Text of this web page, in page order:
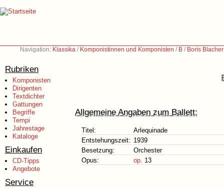
Navigation: Klassika / Komponistinnen und Komponisten / B / Boris
Rubriken
Komponisten
Dirigenten
Textdichter
Gattungen
Begriffe
Tempi
Jahrestage
Kataloge
Einkaufen
CD-Tipps
Angebote
Service
Allgemeine Angaben zum Ballett:
Titel:
Arlequinade
Entstehungszeit: 1939
Besetzung:
Orchester
Opus:
op. 13